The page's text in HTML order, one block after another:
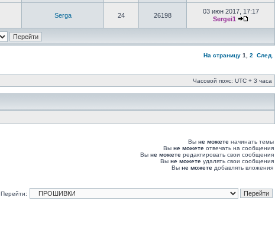
Serga 24 26198
03 июн 2017, 17:17
Sergei1
На страницу 1 2 След.
Часовой пояс: UTC + 3 часа
Вы не можете начинать темы
Вы не можете отвечать на сообщения
Вы не можете редактировать свои сообщения
Вы не можете удалять свои сообщения
Вы не можете добавлять вложения
Перейти: